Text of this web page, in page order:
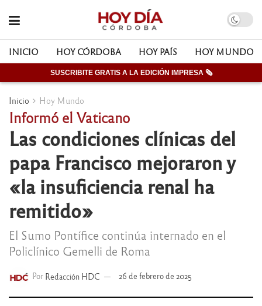
INICIO HOY CÓRDOBA HOY PAÍS HOY MUNDO
SUSCRIBITE GRATIS A LA EDICIÓN IMPRESA 🗞
Inicio Hoy Mundo
Informó el Vaticano
Las condiciones clínicas del
papa Francisco mejoraron y
«la insuficiencia renal ha
remitido»
El Sumo Pontífice continúa internado en el
Policlínico Gemelli de Roma
Por Redacción HDC 26 de febrero de 2025